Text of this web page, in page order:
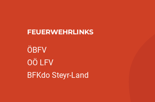
FEUERWEHRLINKS
ÖBFV
OÖ LFV
BFKdo Steyr-Land